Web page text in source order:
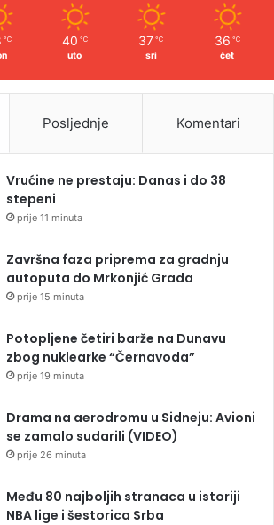
℃ 40 ℃
uto
37 ℃
sri
36 ℃
čet
Posljednje Komentari
Vrućine ne prestaju: Danas i do 38
stepeni
prije 11 minuta
Završna faza priprema za gradnju
autoputa do Mrkonjić Grada
prije 15 minuta
Potopljene četiri barže na Dunavu
zbog nuklearke “Černavoda”
prije 19 minuta
Drama na aerodromu u Sidneju: Avioni
se zamalo sudarili (VIDEO)
prije 26 minuta
Među 80 najboljih stranaca u istoriji
NBA lige i šestorica Srba